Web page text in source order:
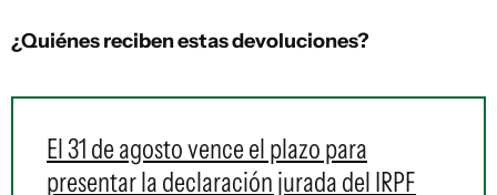
¿Quiénes reciben estas devoluciones?
El 31 de agosto vence el plazo para
presentar la declaración jurada del IRPF